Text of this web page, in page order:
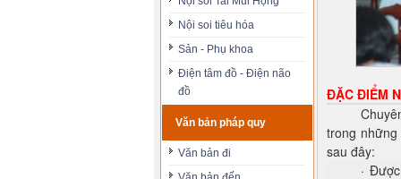
Nội soi tiêu hóa
Sản - Phụ khoa
Điện tâm đồ - Điện não
đồ
Văn bản pháp quy
Văn bản đi
ĐẶC ĐIỂM
trong
sau đây:
·